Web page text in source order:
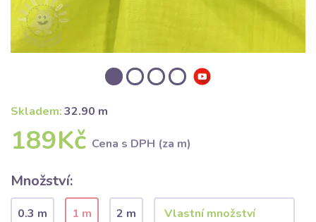
Skladem:32.90 m
189Kč Cena s DPH (za m)
Množství:
0.3 m 1 m
2 m